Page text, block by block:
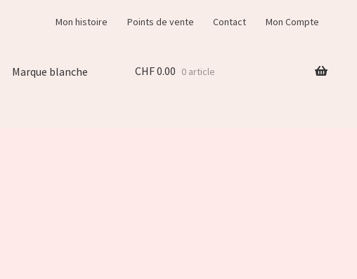
Mon histoire Points de vente Contact Mon Compte
Marque blanche CHF0.00 0 article